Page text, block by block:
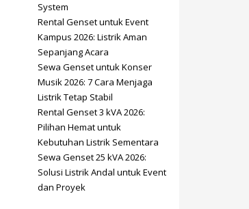
SHOWROOM HOURS
Mon-Fri 9:00AM - 6:00AM
Sat - 9:00AM-5:00PM
Sundays by appointment only!
System
Rental Genset untuk Event
Kampus 2026: Listrik Aman
Sepanjang Acara
Sewa Genset untuk Konser
Musik 2026: 7 Cara Menjaga
Listrik Tetap Stabil
Rental Genset 3 kVA 2026:
Pilihan Hemat untuk
Kebutuhan Listrik Sementara
Sewa Genset 25 kVA 2026:
Solusi Listrik Andal untuk Event
dan Proyek